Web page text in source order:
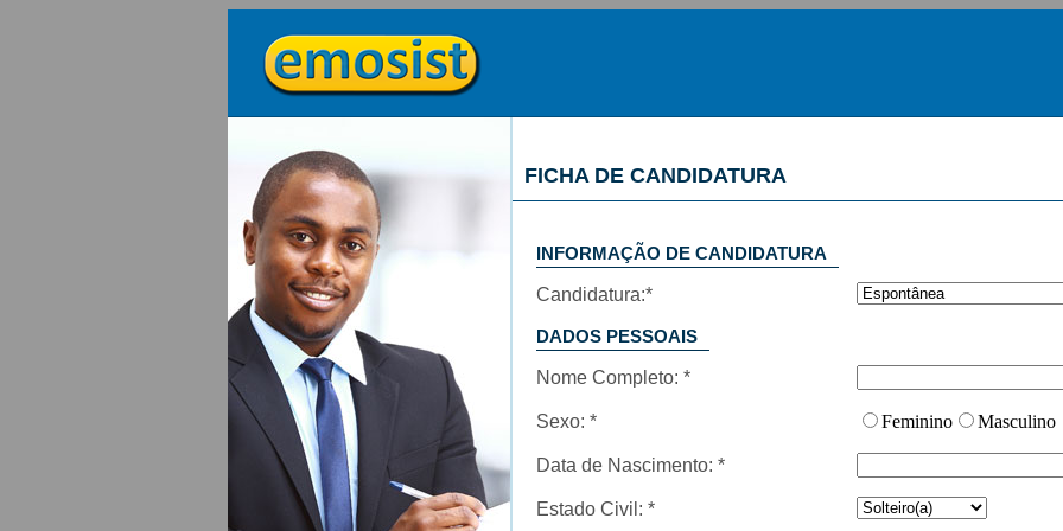
FICHA DE CANDIDATURA
INFORMAÇÃO DE CANDIDATURA
Candidatura:*
DADOS PESSOAIS
Nome Completo: *
Sexo: * Feminino Masculino
Data de Nascimento: *
Estado Civil: *